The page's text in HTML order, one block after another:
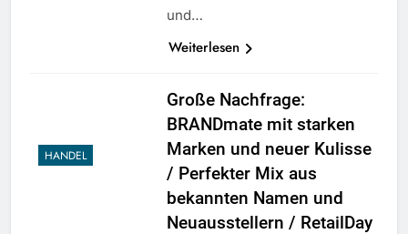
und…
Weiterlesen
HANDEL
Große Nachfrage:
BRANDmate mit starken
Marken und neuer Kulisse
/ Perfekter Mix aus
bekannten Namen und
Neuausstellern / RetailDay